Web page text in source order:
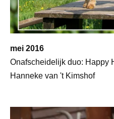
mei 2016
Onafscheidelijk duo: Happy
Hanneke van 't Kimshof